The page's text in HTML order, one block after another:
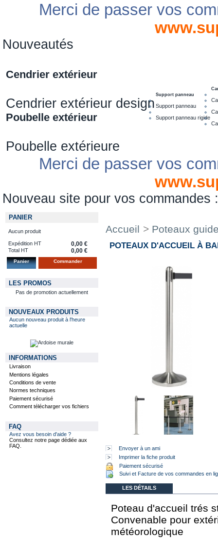
Merci de passer vos
Nouveautés
Cendrier extérieur
Cendrier extérieur design
Poubelle extérieur
Poubelle extérieure
Support panneau
Support panneau
Support panneau rigide
Merci de passer vos
Nouveau site pour vos commandes
PANIER
Aucun produit
Expédition HT 0,00 €
Total HT 0,00 €
Panier Commander
LES PROMOS
Pas de promotion actuellement
NOUVEAUX PRODUITS
Aucun nouveau produit à l'heure
actuelle
INFORMATIONS
Livraison
Mentions légales
Conditions de vente
Normes techniques
Paiement sécurisé
Comment télécharger vos fichiers
FAQ
Avez vous besoin d'aide ?
Consultez notre page dédiée aux
FAQ.
Accueil > Poteaux
POTEAUX D'ACCUEIL À
Envoyer à un ami
Imprimer la fiche produit
Paiement sécurisé
Suivi et Facture de vos commandes en
LES DÉTAILS
Poteau d'accueil trés
Convenable pour
météorologique